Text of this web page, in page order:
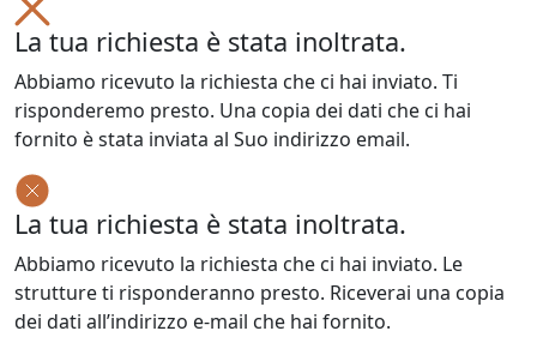
La tua richiesta è stata inoltrata.
Abbiamo ricevuto la richiesta che ci hai inviato. Ti
risponderemo presto. Una copia dei dati che ci hai
fornito è stata inviata al Suo indirizzo email.
La tua richiesta è stata inoltrata.
Abbiamo ricevuto la richiesta che ci hai inviato. Le
strutture ti risponderanno presto. Riceverai una copia
dei dati all’indirizzo e-mail che hai fornito.